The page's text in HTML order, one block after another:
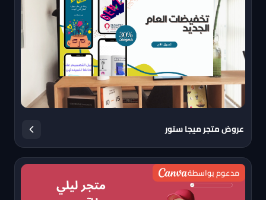
عروض متجر ميجا ستور
مدعوم بواسطة